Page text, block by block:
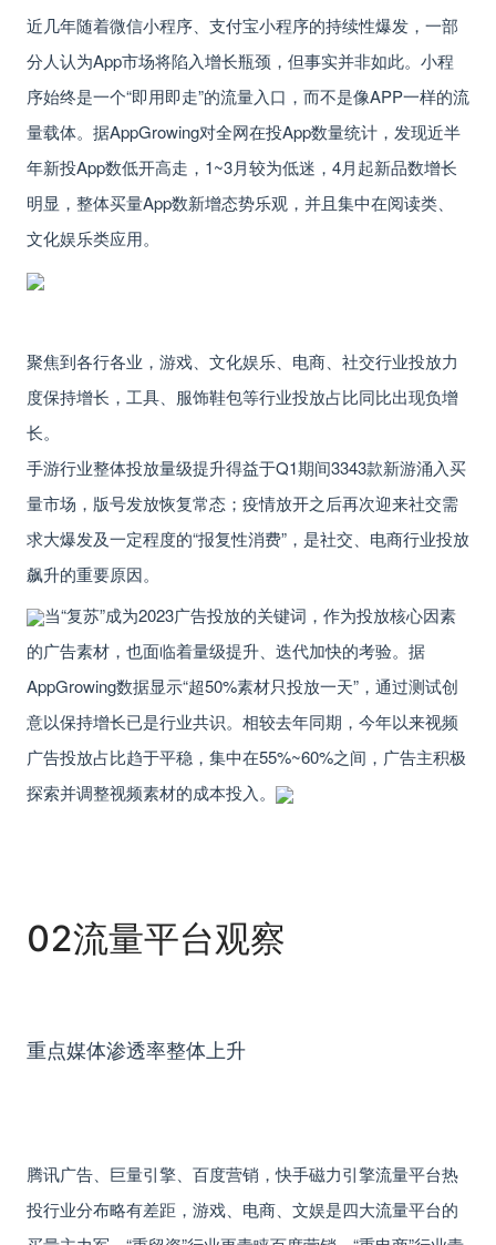
近几年随着微信小程序、支付宝小程序的持续性爆发，一部
分人认为App市场将陷入增长瓶颈，但事实并非如此。小程
序始终是一个“即用即走”的流量入口，而不是像APP一样的流
量载体。 据AppGrowing对全网在投App数量统计，发现近半
年新投App数低开高走 ，1~3月较为低迷，4月起新品数增长
明显，整体买量App数新增态势乐观，并且集中在阅读类、
文化娱乐类应用。
聚焦到各行各业， 游戏、文化娱乐、电商、社交行业投放力
度保持增长， 工具、服饰鞋包等行业投放占比同比出现负增
长。
手游行业整体投放量级提升得益于Q1期间3343款新游涌入买
量市场，版号发放恢复常态； 疫情放开之后再次迎来社交需
求大爆发及一定程度的“报复性消费”，是社交、电商行业投放
飙升的重要原因。
当“复苏”成为2023广告投放的关键词，作为投放核心因素
的广告素材，也面临着量级提升、迭代加快的考验。据
AppGrowing数据显示“超50%素材只投放一天” ，通过测试创
意以保持增长已是行业共识。 相较去年同期，今年以来视频
广告投放占比趋于平稳，集中在55%~60%之间，广告主积极
探索并调整视频素材的成本投入。
02流量平台观察
重点媒体渗透率整体上升
腾讯广告、巨量引擎、百度营销，快手磁力引擎流量平台热
投行业分布略有差距， 游戏、电商、文娱是四大流量平台的